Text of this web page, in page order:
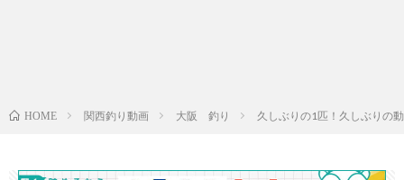
HOME 関西釣り動画 大阪 釣り 久しぶりの1匹！久しぶり